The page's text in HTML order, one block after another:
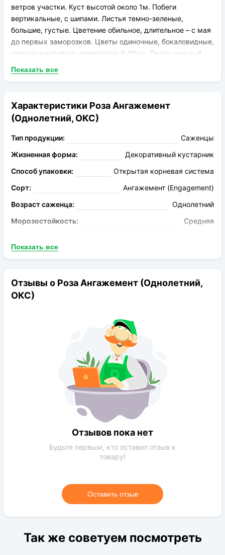
ветров участки. Куст высотой около 1м. Побеги
вертикальные, с шипами. Листья темно-зеленые,
большие, густые. Цветение обильное, длительное – с мая
до первых заморозков. Цветы одиночные, бокаловидные,
средне-махровые, диаметром 9-10см. Окрас нежный,
отлично сохраняются после срезки.
Показать все
Характеристики Роза Ангажемент
(Однолетний, ОКС)
Тип продукции:
Саженцы
Жизненная форма:
Декоративный кустарник
Способ упаковки:
Открытая корневая система
Сорт:
Ангажемент (Engagement)
Возраст саженца:
Однолетний
Морозостойкость:
Средняя
Аромат:
Диаметр цветков:
9-10см
Показать все
Отзывы о Роза Ангажемент (Однолетний,
ОКС)
Отзывов пока нет
Будьте первым, кто оставил отзыв к
товару!
Оставить отзыв
Так же советуем посмотреть